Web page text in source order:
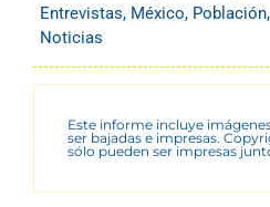
Entrevistas, México, Población,
Noticias
Este informe incluye
ser bajadas e impresas.
sólo pueden ser impresas